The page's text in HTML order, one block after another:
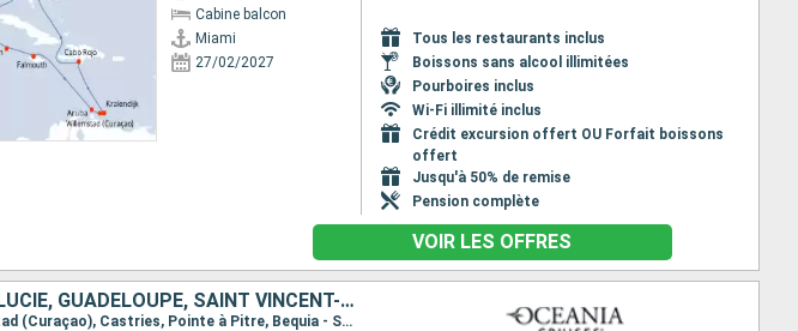
Cabine balcon
Miami
27/02/2027
Tous les restaurants inclus
Boissons sans alcool illimitées
Pourboires inclus
Wi-Fi illimité inclus
Crédit excursion offert OU Forfait boissons
offert
Jusqu'à 50% de remise
Pension complète
VOIR LES OFFRES
CAÏMANS (ÎLES), JAMAÏQUE, ARUBA, SAINTE-LUCIE, GUADELOUPE, SAINT VINCENT-ET-LES-GRENADINES, ÉTATS-UNIS
Itinéraire : Miami, Grand Cayman, Falmouth, Aruba, Willemstad (Curaçao), Castries, Pointe à Pitre, Bequia - ST. Vincent, Miami